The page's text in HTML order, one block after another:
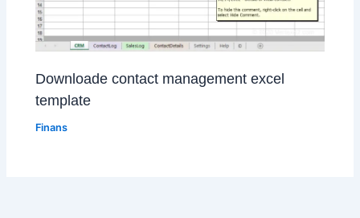
Downloade contact management excel
template
Finans